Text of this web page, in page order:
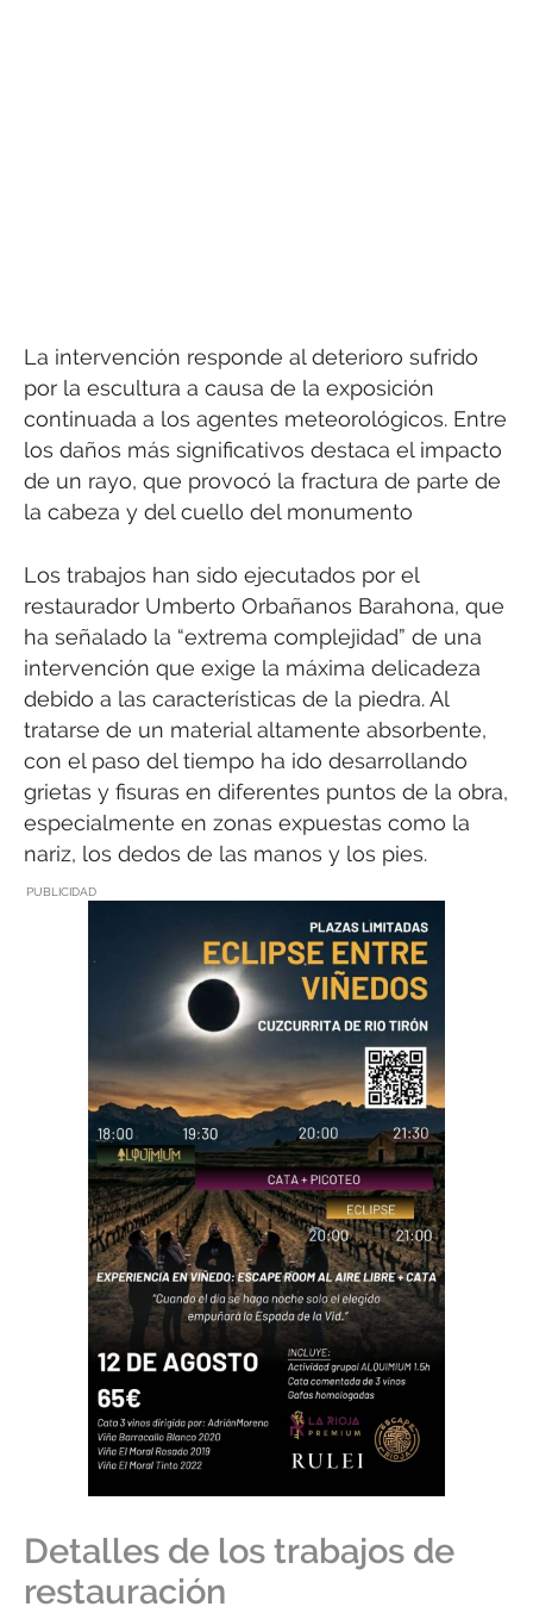
La intervención responde al deterioro sufrido
por la escultura a causa de la exposición
continuada a los agentes meteorológicos. Entre
los daños más significativos destaca el impacto
de un rayo, que provocó la fractura de parte de
la cabeza y del cuello del monumento
Los trabajos han sido ejecutados por el
restaurador Umberto Orbañanos Barahona, que
ha señalado la “extrema complejidad” de una
intervención que exige la máxima delicadeza
debido a las características de la piedra. Al
tratarse de un material altamente absorbente,
con el paso del tiempo ha ido desarrollando
grietas y fisuras en diferentes puntos de la obra,
especialmente en zonas expuestas como la
nariz, los dedos de las manos y los pies.
PUBLICIDAD
Detalles de los trabajos de
restauración